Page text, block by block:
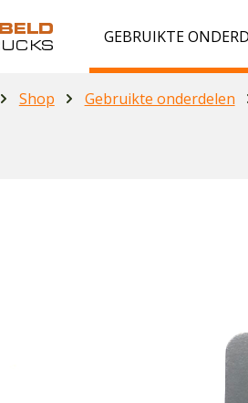
GEBRUIKTE
Shop Gebruikte onderdelen